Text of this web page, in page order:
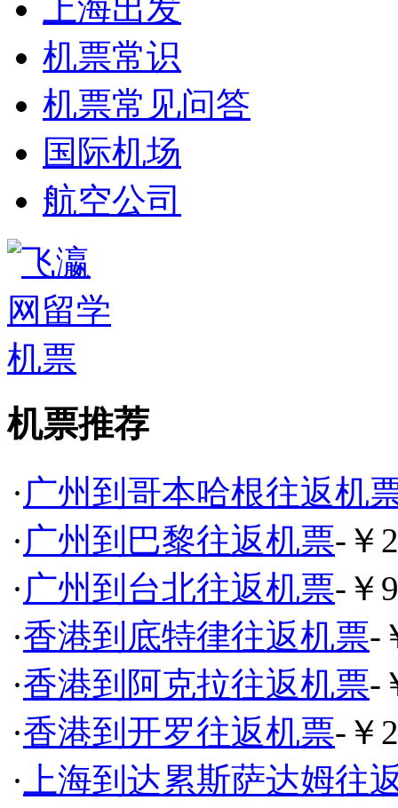
上海出发
机票常识
机票常见问答
国际机场
航空公司
机票推荐
·广州到哥本哈根往返机
·广州到巴黎往返机票-￥
·广州到台北往返机票-￥
·香港到底特律往返机票-
·香港到阿克拉往返机票-
·香港到开罗往返机票-￥
· 上海到达累斯萨达姆往